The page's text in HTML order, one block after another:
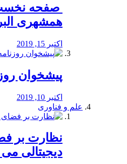
صفحه
همشهری
اکتبر 15, 2019
پیشخوان
اکتبر 10, 2019
علم و فناوری
نظارت بر
دیجیتالی